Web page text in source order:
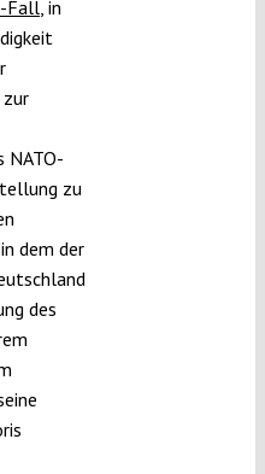
Fall, in
zur
NATO-
zu
dem der
des